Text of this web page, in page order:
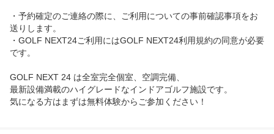
・予約確定のご連絡の際に、ご利用についての事前確認事項をお
送りします。
・GOLF NEXT24ご利用にはGOLF NEXT24利用規約の同意が必要
です。
GOLF NEXT 24 は全室完全個室、空調完備、
最新設備満載のハイグレードなインドアゴルフ施設です。
気になる方はまずは無料体験からご参加ください！